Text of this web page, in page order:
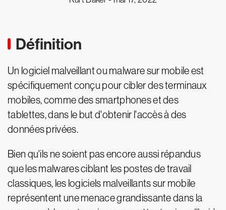
Définition
Un logiciel malveillant ou malware sur mobile est
spécifiquement conçu pour cibler des terminaux
mobiles, comme des smartphones et des
tablettes, dans le but d'obtenir l'accès à des
données privées.
Bien qu'ils ne soient pas encore aussi répandus
que les malwares ciblant les postes de travail
classiques, les logiciels malveillants sur mobile
représentent une menace grandissante dans la